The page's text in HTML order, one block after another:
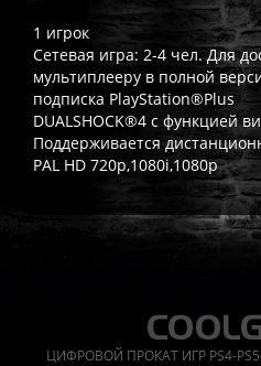
1 игрок
Сетевая игра: 2-4 чел. Для
мультиплееру в полной
подписка PlayStation®Plus
DUALSHOCK®4 с функцией
Поддерживается
PAL HD 720p,1080i,1080p
Часто спрашивают
Работает ли русский язык?
ЦИФРОВОЙ ПРОКАТ ИГР PS4-PS5-